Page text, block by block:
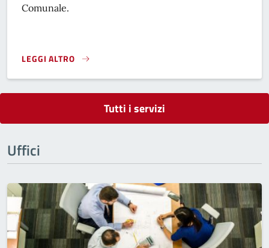
Comunale.
LEGGI ALTRO
SEGNALAZIONI}
Tutti i servizi
Uffici